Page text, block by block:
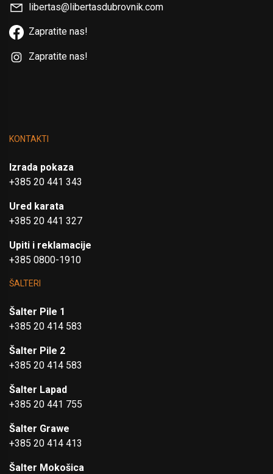
libertas@libertasdubrovnik.com
Zapratite nas!
Zapratite nas!
KONTAKTI
Izrada pokaza
+385 20 441 343
Ured karata
+385 20 441 327
Upiti i reklamacije
+385 0800-1910
ŠALTERI
Šalter Pile 1
+385 20 414 583
Šalter Pile 2
+385 20 414 583
Šalter Lapad
+385 20 441 755
Šalter Grawe
+385 20 414 413
Šalter Mokošica